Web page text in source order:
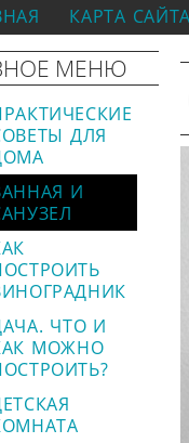
КАРТА САЙТА
МЕНЮ
ДЛЯ
И
ЧТО И
МОЖНО